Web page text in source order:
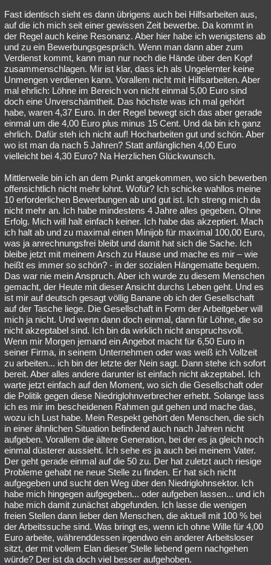
Fast identisch sieht es dann übrigens auch bei Hilfsarbeiten aus,
auf die ich mich seit einer gewissen Zeit bewerbe. Da kommt in
der Regel auch keine Resonanz. Aber hier habe ich wenigstens ab
und zu ein Bewerbungsgespräch. Wenn man dann aber zum
Verdienst kommt, kann man nur noch die Hände über den Kopf
zusammenschlagen. Mir ist klar, dass ich als Ungelernter keine
Unmengen verdienen kann. Vorallem nicht mit Hilfsarbeiten. Aber
mal ehrlich: Löhne im Bereich von nicht einmal 5,00 Euro sind
doch eine Unverschämtheit. Das höchste was ich mal gehört
habe, waren 4,37 Euro. In der Regel bewegt sich das aber gerade
einmal um die 4,00 Euro plus minus 15 Cent. Und da bin ich ganz
ehrlich. Dafür steh ich nicht auf! Hocharbeiten gut und schön. Aber
wo ist man da nach 5 Jahren? Statt anfänglichen 4,00 Euro
vielleicht bei 4,30 Euro? Na Herzlichen Glückwunsch.
Mittlerweile bin ich an dem Punkt angekommen, wo sich bewerben
offensichtlich nicht mehr lohnt. Wofür? Ich schicke wahllos meine
10 erforderlichen Bewerbungen ab und gut ist. Ich streng mich da
nicht mehr an. Ich habe mindestens 4 Jahre alles gegeben. Ohne
Erfolg. Mich will halt einfach keiner. Ich habe das akzeptiert. Mach
ich halt ab und zu maximal einen Minijob für maximal 100,00 Euro,
was ja anrechnungsfrei bleibt und damit hat sich die Sache. Ich
bleibe jetzt mit meinem Arsch zu Hause und mache es mir – wie
heißt es immer so schön? - in der sozialen Hängematte bequem.
Das war nie mein Anspruch. Aber ich wurde zu diesem Menschen
gemacht, der Heute mit dieser Ansicht durchs Leben geht. Und es
ist mir auf deutsch gesagt völlig Banane ob ich der Gesellschaft
auf der Tasche liege. Die Gesellschaft in Form der Arbeitgeber will
mich ja nicht. Und wenn dann doch einmal, dann für Löhne, die so
nicht akzeptabel sind. Ich bin da wirklich nicht anspruchsvoll.
Wenn mir Morgen jemand ein Angebot macht für 6,50 Euro in
seiner Firma, in seinem Unternehmen oder was weiß ich Vollzeit
zu arbeiten... ich bin der letzte der Nein sagt. Dann stehe ich sofort
bereit. Aber alles andere darunter ist einfach nicht akzeptabel. Ich
warte jetzt einfach auf den Moment, wo sich die Gesellschaft oder
die Politik gegen diese Niedriglohnverbrecher erhebt. Solange lass
ich es mir im bescheidenen Rahmen gut gehen und mache das,
wozu ich Lust habe. Mein Respekt gehört den Menschen, die sich
in einer ähnlichen Situation befindend auch nach Jahren nicht
aufgeben. Vorallem die ältere Generation, bei der es ja gleich noch
einmal düsterer aussieht. Ich sehe es ja auch bei meinem Vater.
Der geht gerade einmal auf die 50 zu. Der hat zuletzt auch riesige
Probleme gehabt ne neue Stelle zu finden. Er hat sich nicht
aufgegeben und sucht den Weg über den Niedriglohnsektor. Ich
habe mich hingegen aufgegeben... oder aufgeben lassen... und ich
habe mich damit zunächst abgefunden. Ich lasse die wenigen
freien Stellen dann lieber den Menschen, die aktuell mit 100 % bei
der Arbeitssuche sind. Was bringt es, wenn ich ohne Wille für 4,00
Euro arbeite, währenddessen irgendwo ein anderer Arbeitsloser
sitzt, der mit vollem Elan dieser Stelle liebend gern nachgehen
würde? Der ist da doch viel besser aufgehoben.